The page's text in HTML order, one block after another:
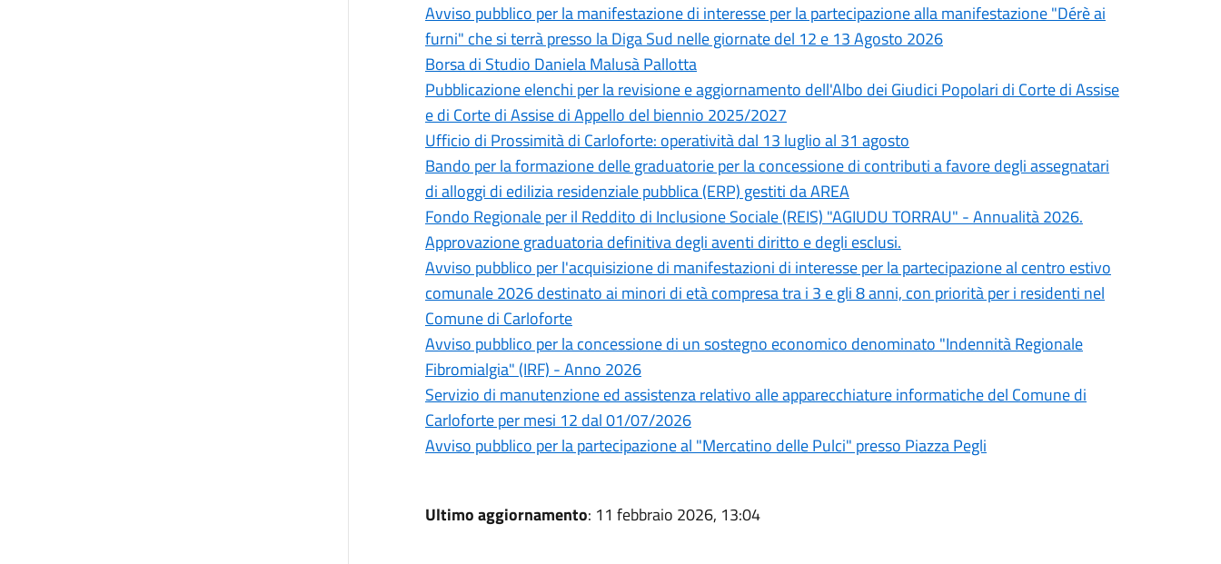
Avviso pubblico per la manifestazione di interesse per la partecipazione alla manifestazione "Dérè ai
furni" che si terrà presso la Diga Sud nelle giornate del 12 e 13 Agosto 2026
Borsa di Studio Daniela Malusà Pallotta
Pubblicazione elenchi per la revisione e aggiornamento dell'Albo dei Giudici Popolari di Corte di Assise
e di Corte di Assise di Appello del biennio 2025/2027
Ufficio di Prossimità di Carloforte: operatività dal 13 luglio al 31 agosto
Bando per la formazione delle graduatorie per la concessione di contributi a favore degli assegnatari
di alloggi di edilizia residenziale pubblica (ERP) gestiti da AREA
Fondo Regionale per il Reddito di Inclusione Sociale (REIS) "AGIUDU TORRAU" - Annualità 2026.
Approvazione graduatoria definitiva degli aventi diritto e degli esclusi.
Avviso pubblico per l'acquisizione di manifestazioni di interesse per la partecipazione al centro estivo
comunale 2026 destinato ai minori di età compresa tra i 3 e gli 8 anni, con priorità per i residenti nel
Comune di Carloforte
Avviso pubblico per la concessione di un sostegno economico denominato "Indennità Regionale
Fibromialgia" (IRF) - Anno 2026
Servizio di manutenzione ed assistenza relativo alle apparecchiature informatiche del Comune di
Carloforte per mesi 12 dal 01/07/2026
Avviso pubblico per la partecipazione al "Mercatino delle Pulci" presso Piazza Pegli
Ultimo aggiornamento: 11 febbraio 2026, 13:04